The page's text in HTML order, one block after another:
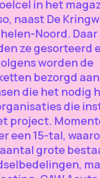
in het
naast De
Noord. Daar
ze gesorteerd
worden de
bezorgd aan
die het nodig
die
project.
een 15-tal,
grote